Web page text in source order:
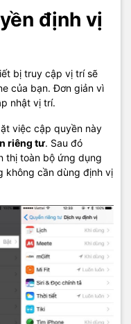
định vị
bị truy cập vị trí sẽ
của bạn. Đơn giản vì
nhật vị trí.
việc cập quyền này
riêng tư. Sau đó
thị toàn bộ ứng dụng
không cần dùng định vị